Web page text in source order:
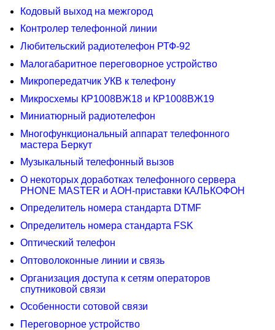
Кодовый выход на межгород
Контролер телефонной линии
Любительский радиотелефон РТФ-92
Малогабаритное переговорное устройство
Микропередатчик УКВ к телефону
Микросхемы КР1008ВЖ18 и КР1008ВЖ19
Миниатюрный радиотелефон
Многофункциональный аппарат телефонного
мастера Беркут
Музыкальный телефонный вызов
О некоторых доработках телефонного сервера
РНОNЕ МАSТЕR и АОН-приставки КАЛЬКОФОН
Определитель номера стандарта DTMF
Определитель номера стандарта FSK
Оптический телефон
Оптоволоконные линии и связь
Организация доступа к сетям операторов
спутниковой связи
Особенности сотовой связи
Переговорное устройство